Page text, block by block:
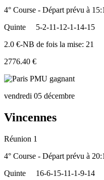
4° Course - Départ prévu à
Quinte
5-2-11-12-1-14-15
2.0 €-NB de fois la mise: 21
2776.40 €
vendredi 05 décembre
Vincennes
Réunion 1
4° Course - Départ prévu à
Quinte
16-6-15-11-1-9-14